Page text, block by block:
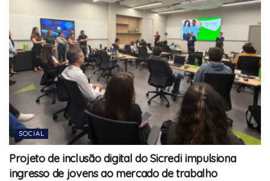
SOCIAL
Projeto de inclusão digital do Sicredi impulsiona
ingresso de jovens ao mercado de trabalho